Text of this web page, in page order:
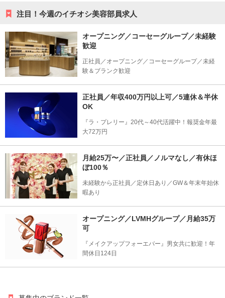
注目！今週のイチオシ美容部員求人
オープニング／コーセーグループ／未経験
歓迎
正社員／オープニング／コーセーグループ／未経
験＆ブランク歓迎
正社員／年収400万円以上可／5連休＆半休
OK
『ラ・プレリー』20代～40代活躍中！報奨金年最
大72万円
月給25万〜／正社員／ノルマなし／有休ほ
ぼ100％
未経験から正社員／定休日あり／GW＆年末年始休
暇あり
オープニング／LVMHグループ／月給35万
可
『メイクアップフォーエバー』男女共に歓迎！年
間休日124日